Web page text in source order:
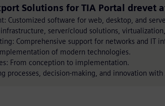
Solutions for TIA Portal drevet
Customized software for web, desktop, and
server/cloud solutions,
Comprehensive support for networks and IT
of modern technologies.
From conception to implementation.
processes, decision-making, and innovation with